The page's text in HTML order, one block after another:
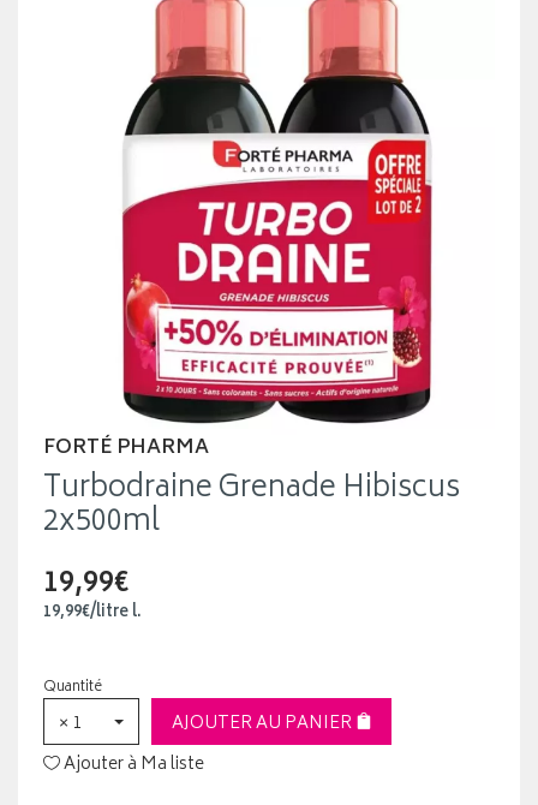
FORTÉ PHARMA
Turbodraine Grenade Hibiscus
2x500ml
19,99€
19,99€/litrel.
Quantité
× 1
AJOUTER AU PANIER
Ajouter à Ma liste